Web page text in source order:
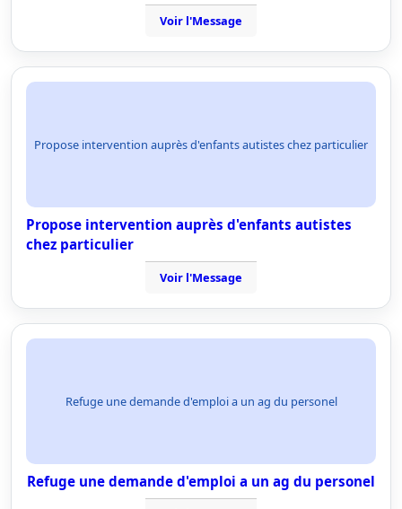
Voir l'Message
Propose intervention auprès d'enfants autistes chez particulier
Propose intervention auprès d'enfants autistes
chez particulier
Voir l'Message
Refuge une demande d'emploi a un ag du personel
Refuge une demande d'emploi a un ag du personel